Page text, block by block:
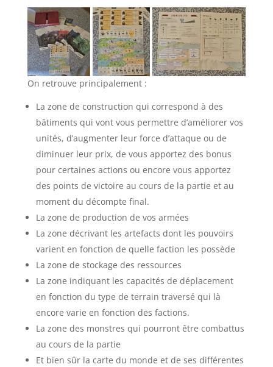
On retrouve principalement :
La zone de construction qui correspond à des
bâtiments qui vont vous permettre d’améliorer vos
unités, d’augmenter leur force d’attaque ou de
diminuer leur prix, de vous apportez des bonus
pour certaines actions ou encore vous apportez
des points de victoire au cours de la partie et au
moment du décompte final.
La zone de production de vos armées
La zone décrivant les artefacts dont les pouvoirs
varient en fonction de quelle faction les possède
La zone de stockage des ressources
La zone indiquant les capacités de déplacement
en fonction du type de terrain traversé qui là
encore varie en fonction des factions.
La zone des monstres qui pourront être combattus
au cours de la partie
Et bien sûr la carte du monde et de ses différentes